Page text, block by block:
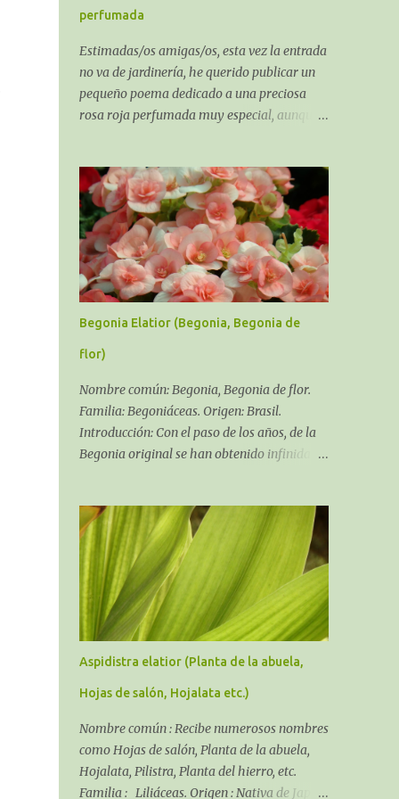
suelo.
perfumada
Estimadas/os amigas/os, esta vez la entrada
no va de jardinería, he querido publicar un
pequeño poema dedicado a una preciosa
rosa roja perfumada muy especial, aunque
Rosa perfumada:
Begonia Elatior (Begonia, Begonia de
flor)
Nombre común: Begonia, Begonia de flor.
Familia: Begoniáceas. Origen: Brasil.
Introducción: Con el paso de los años, de la
Begonia original se han obtenido infinidad
ellas de zonas tropicales de Asia, África y
América. La que tratamos en esta entrada es
un híbrido procedente de los cultivos
ingleses conocido en los mercados desde
hace muchos años.
Aspidistra elatior (Planta de la abuela,
Hojas de salón, Hojalata etc.)
Nombre común : Recibe numerosos nombres
como Hojas de salón, Planta de la abuela,
Hojalata, Pilistra, Planta del hierro, etc.
Familia : Liliáceas. Origen : Nativa de Japón,